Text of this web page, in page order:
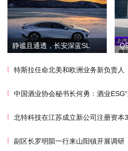
静谧且通透，长安深蓝SL
特斯拉任命北美和欧洲业务新负责人
中国酒业协会秘书长何勇：酒业
北特科技在江苏成立新公司注册资本
副区长罗明陨一行来山阳镇开展调研